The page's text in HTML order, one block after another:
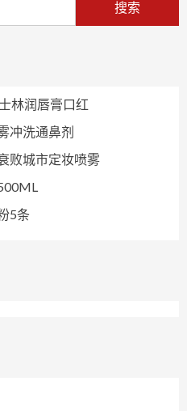
林润唇膏口红
冲洗通鼻剂
败城市定妆喷雾
5条